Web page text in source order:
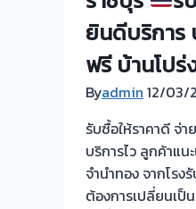
ปทุมธ
ครับ
ทอง
ประเมิ
หน้า
ตั๋ว
ฟรี
จ่าย
สด
ทันที
ไม่
ยินดีบริการ
ฟรี บ้านโปร่
Byadmin 12/03/
รับซื้อให้ราคาดี จ่
บริการไว ลูกค้าแ
จำนำทอง จากโรง
ต้องการเปลี่ยนเป็